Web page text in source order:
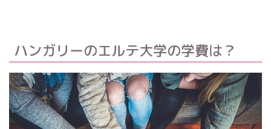
ハンガリーのエルテ大学の学費は？